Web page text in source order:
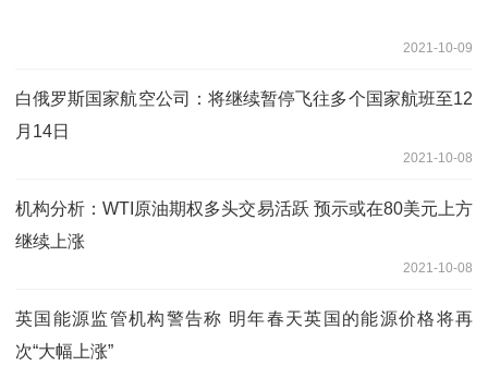
2021-10-09
白俄罗斯国家航空公司：将继续暂停飞往多个国家航班至12
月14日
2021-10-08
机构分析：WTI原油期权多头交易活跃 预示或在80美元上方
继续上涨
2021-10-08
英国能源监管机构警告称 明年春天英国的能源价格将再
次“大幅上涨”